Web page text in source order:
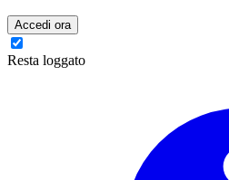
Accedi ora
Resta loggato